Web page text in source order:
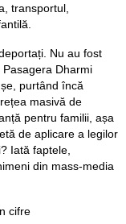
transportul,
Nu au fost
Dharmi
purtând încă
masivă de
pentru familii, așa
de aplicare a legilor
Iată faptele,
din mass-media
cifre